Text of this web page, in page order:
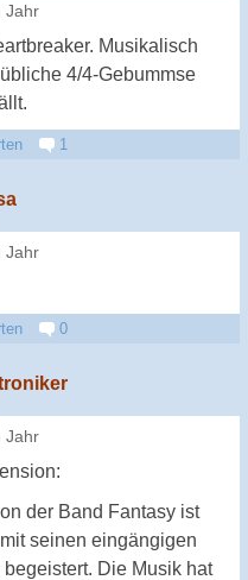
Jahr
Musikalisch
4/4-Gebummse
1
Jahr
0
Jahr
der Band Fantasy ist
seinen eingängigen
Die Musik hat